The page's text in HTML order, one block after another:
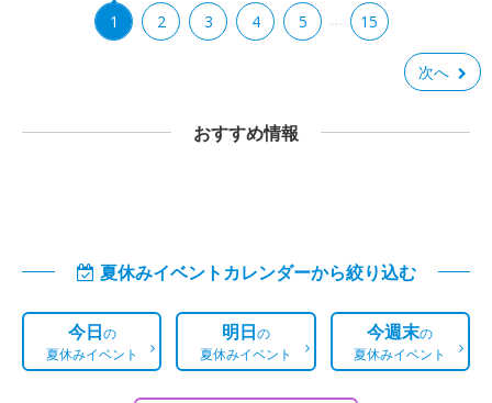
1 2 3 4 5 … 15
次へ
おすすめ情報
夏休みイベントカレンダーから絞り込む
今日の
夏休みイベント
明日の
夏休みイベント
今週末の
夏休みイベント